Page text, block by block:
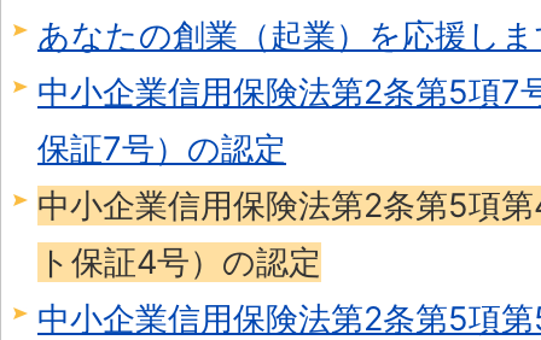
あなたの創業（起業）を応援し
中小企業信用保険法第2条第5項7
保証7号）の認定
中小企業信用保険法第2条第5項
ト保証4号）の認定
中小企業信用保険法第2条第5項